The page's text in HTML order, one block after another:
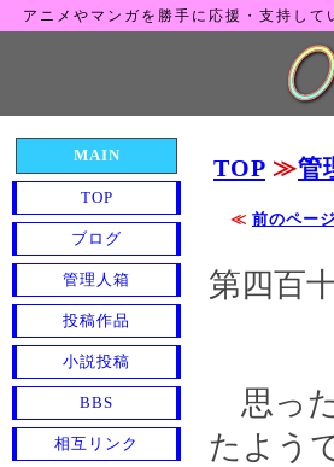
アニメやマンガを勝手に応援・支持し
TOP ≫管
≪ 前のページ
第四百
思っ
たよう
MAIN
TOP
ブログ
管理人箱
投稿作品
小説投稿
BBS
相互リンク